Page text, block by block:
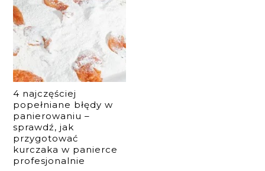
4 najczęściej
popełniane błędy w
panierowaniu –
sprawdź, jak
przygotować
kurczaka w panierce
profesjonalnie